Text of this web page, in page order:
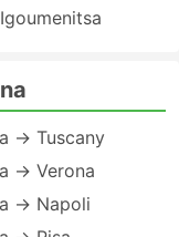
→ Tuscany
→ Verona
→ Napoli